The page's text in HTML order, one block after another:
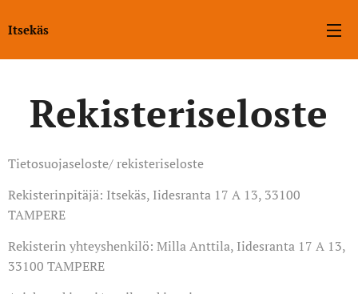
Itsekäs
Rekisteriseloste
Tietosuojaseloste/ rekisteriseloste
Rekisterinpitäjä: Itsekäs, Iidesranta 17 A 13, 33100
TAMPERE
Rekisterin yhteyshenkilö: Milla Anttila, Iidesranta 17 A 13,
33100 TAMPERE